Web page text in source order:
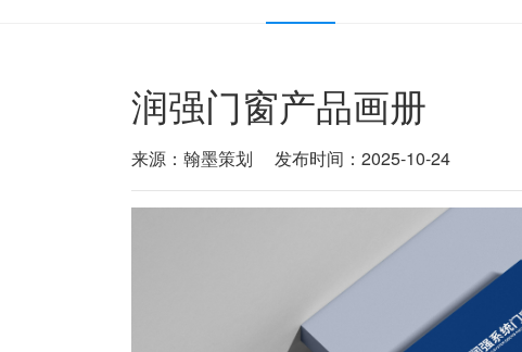
润强门窗产品画册
来源：翰墨策划 发布时间：2025-10-24